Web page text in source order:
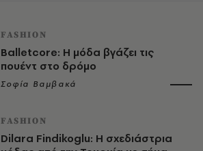
FASHION
Balletcore: Η μόδα βγάζει τις
πουέντ στο δρόμο
Σοφία Βαμβακά
FASHION
Dilara Findikoglu: Η σχεδιάστρια